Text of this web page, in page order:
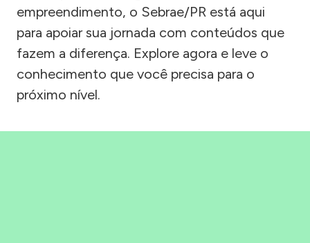
empreendimento, o Sebrae/PR está aqui
para apoiar sua jornada com conteúdos que
fazem a diferença. Explore agora e leve o
conhecimento que você precisa para o
próximo nível.